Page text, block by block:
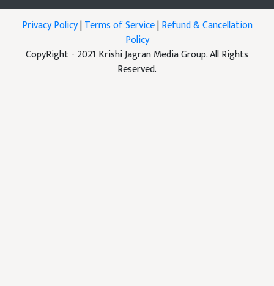
Privacy Policy|Terms of Service|Refund & Cancellation
Policy
CopyRight - 2021 Krishi Jagran Media Group. All Rights
Reserved.